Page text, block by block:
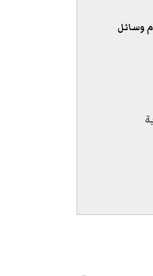
وسائل